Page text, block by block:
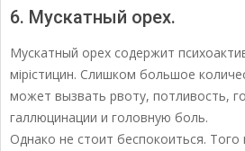
6. Мускатный орех.
Мускатный орех содержит
мірістицин. Слишком большое
может вызвать рвоту, потливость,
галлюцинации и головную боль.
Однако не стоит беспокоиться. Того